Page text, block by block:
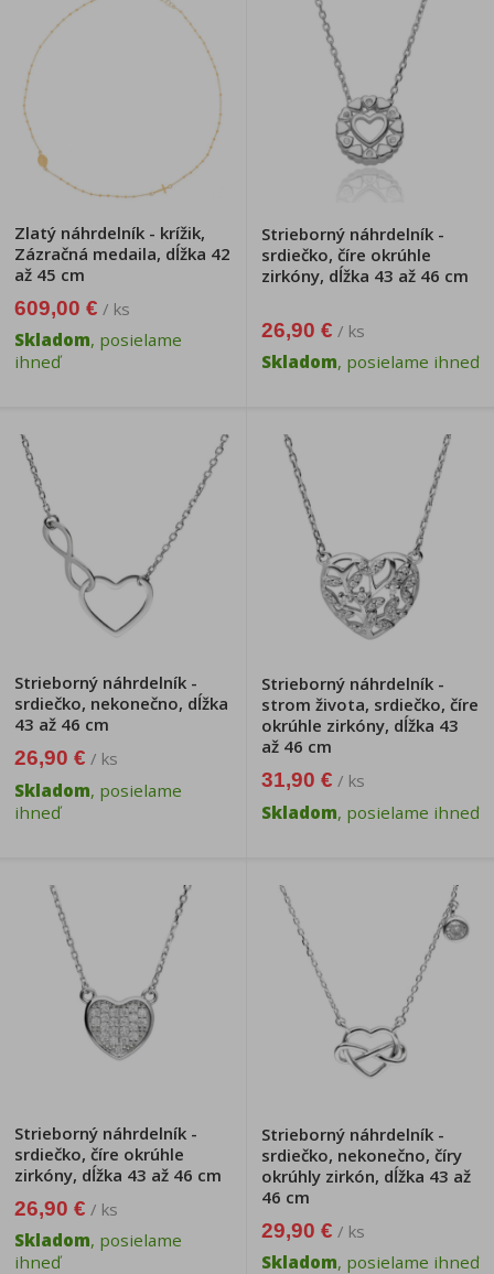
Zlatý náhrdelník - krížik,
Zázračná medaila, dĺžka 42
až 45 cm
609,00 € / ks
Skladom, posielame
ihneď
Strieborný náhrdelník -
srdiečko, číre okrúhle
zirkóny, dĺžka 43 až 46 cm
26,90 € / ks
Skladom, posielame ihneď
Strieborný náhrdelník -
srdiečko, nekonečno, dĺžka
43 až 46 cm
26,90 € / ks
Skladom, posielame
ihneď
Strieborný náhrdelník -
strom života, srdiečko, číre
okrúhle zirkóny, dĺžka 43
až 46 cm
31,90 € / ks
Skladom, posielame ihneď
Strieborný náhrdelník -
srdiečko, číre okrúhle
zirkóny, dĺžka 43 až 46 cm
26,90 € / ks
Skladom, posielame
ihneď
Strieborný náhrdelník -
srdiečko, nekonečno, číry
okrúhly zirkón, dĺžka 43 až
46 cm
29,90 € / ks
Skladom, posielame ihneď